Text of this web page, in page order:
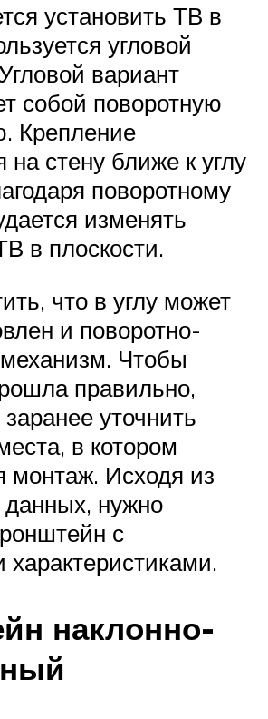
установить ТВ в
угловой
вариант
собой поворотную
Крепление
на стену ближе к углу
поворотному
изменять
в плоскости.
что в углу может
и поворотно-
Чтобы
правильно,
уточнить
в котором
монтаж. Исходя из
нужно
с
наклонно-